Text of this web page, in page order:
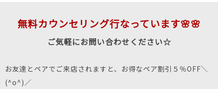
無料カウンセリング行なっています🌸🌸
ご気軽にお問い合わせください☆
お友達とペアでご来店されますと、お得なペア割引５％OFF＼
(^o^)／